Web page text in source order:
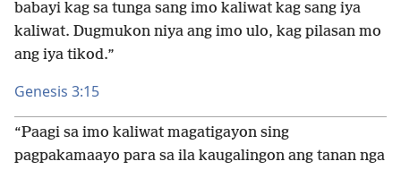
babayi kag sa tunga sang imo kaliwat kag sang iya
kaliwat. Dugmukon niya ang imo ulo, kag pilasan mo
ang iya tikod.”
Genesis 3:​15
“Paagi sa imo kaliwat magatigayon sing
pagpakamaayo para sa ila kaugalingon ang tanan nga